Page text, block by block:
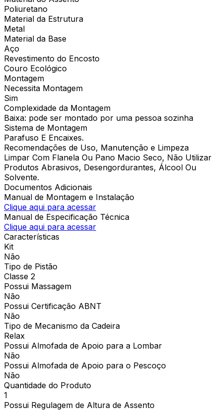
Poliuretano
Material da Estrutura
Metal
Material da Base
Aço
Revestimento do Encosto
Couro Ecológico
Montagem
Necessita Montagem
Sim
Complexidade da Montagem
Baixa: pode ser montado por uma pessoa sozinha
Sistema de Montagem
Parafuso E Encaixes.
Recomendações de Uso, Manutenção e Limpeza
Limpar Com Flanela Ou Pano Macio Seco, Não Utilizar
Produtos Abrasivos, Desengordurantes, Álcool Ou
Solvente.
Documentos Adicionais
Manual de Montagem e Instalação
Clique aqui para acessar
Manual de Especificação Técnica
Clique aqui para acessar
Características
Kit
Não
Tipo de Pistão
Classe 2
Possui Massagem
Não
Possui Certificação ABNT
Não
Tipo de Mecanismo da Cadeira
Relax
Possui Almofada de Apoio para a Lombar
Não
Possui Almofada de Apoio para o Pescoço
Não
Quantidade do Produto
1
Possui Regulagem de Altura de Assento